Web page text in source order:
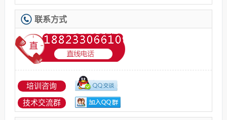
联系方式
培训咨询
技术交流群